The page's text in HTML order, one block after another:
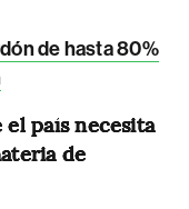
de hasta 80%
el país necesita
de